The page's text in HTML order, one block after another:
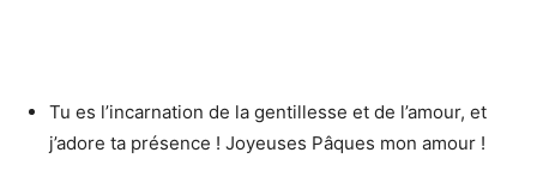
Tu es l’incarnation de la gentillesse et de l’amour, et
j’adore ta présence ! Joyeuses Pâques mon amour !